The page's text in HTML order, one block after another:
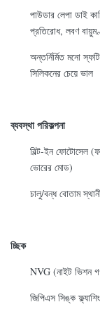
পাউডার লেপা ডাই
প্রতিরোধ, লবণ
অন্তর্নির্মিত মনো
সিলিকনের চেয়ে ভাল
ব্যবস্থা পরিকল্পনা
বিল্ট-ইন ফোটোসেল
ভোরের মোড)
চালু/বন্ধ বোতাম
চ্ছিক
NVG (নাইট ভিশন
জিপিএস সিঙ্ক ফ্ল্যাশিং